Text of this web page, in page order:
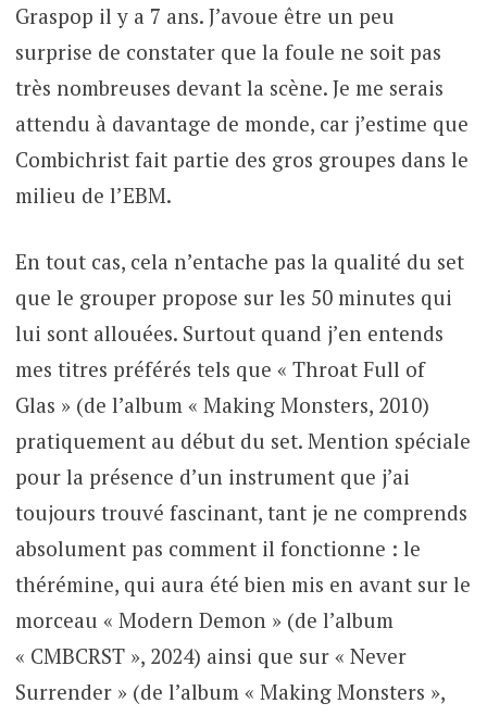
Graspop il y a 7 ans. J’avoue être un peu
surprise de constater que la foule ne soit pas
très nombreuses devant la scène. Je me serais
attendu à davantage de monde, car j’estime que
Combichrist fait partie des gros groupes dans le
milieu de l’EBM.
En tout cas, cela n’entache pas la qualité du set
que le grouper propose sur les 50 minutes qui
lui sont allouées. Surtout quand j’en entends
mes titres préférés tels que « Throat Full of
Glas » (de l’album « Making Monsters, 2010)
pratiquement au début du set. Mention spéciale
pour la présence d’un instrument que j’ai
toujours trouvé fascinant, tant je ne comprends
absolument pas comment il fonctionne : le
thérémine, qui aura été bien mis en avant sur le
morceau « Modern Demon » (de l’album
« CMBCRST », 2024) ainsi que sur « Never
Surrender » (de l’album « Making Monsters »,